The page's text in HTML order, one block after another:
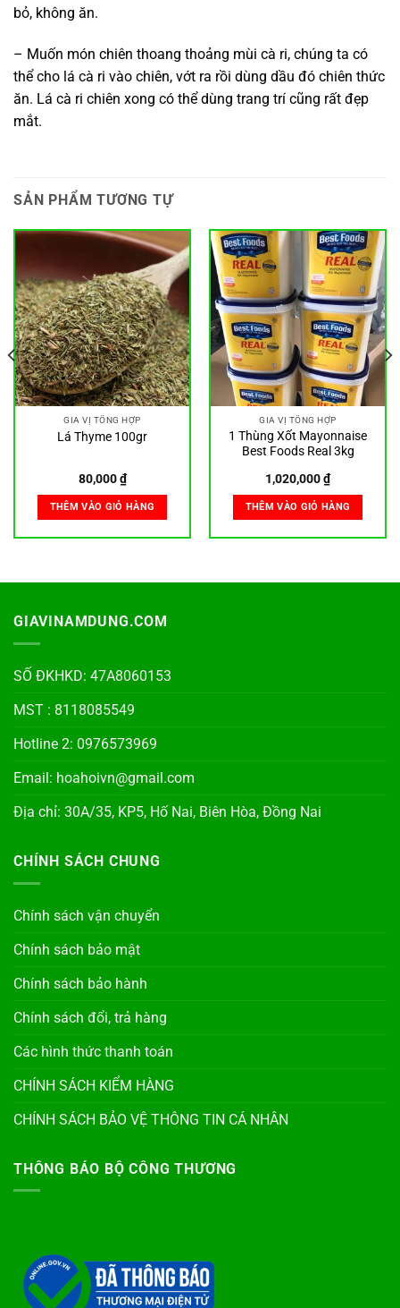
bỏ, không ăn.
– Muốn món chiên thoang thoảng mùi cà ri, chúng ta có
thể cho lá cà ri vào chiên, vớt ra rồi dùng dầu đó chiên thức
ăn. Lá cà ri chiên xong có thể dùng trang trí cũng rất đẹp
mắt.
SẢN PHẨM TƯƠNG TỰ
GIA VỊ TỔNG HỢP
Lá Thyme 100gr
80,000₫
THÊM VÀO GIỎ HÀNG
GIA VỊ TỔNG HỢP
1 Thùng Xốt Mayonnaise
Best Foods Real 3kg
1,020,000₫
THÊM VÀO GIỎ HÀNG
GIAVINAMDUNG.COM
SỐ ĐKHKD: 47A8060153
MST : 8118085549
Hotline 2: 0976573969
Email: hoahoivn@gmail.com
Địa chỉ: 30A/35, KP5, Hố Nai, Biên Hòa, Đồng Nai
CHÍNH SÁCH CHUNG
Chính sách vận chuyển
Chính sách bảo mật
Chính sách bảo hành
Chính sách đổi, trả hàng
Các hình thức thanh toán
CHÍNH SÁCH KIỂM HÀNG
CHÍNH SÁCH BẢO VỆ THÔNG TIN CÁ NHÂN
THÔNG BÁO BỘ CÔNG THƯƠNG